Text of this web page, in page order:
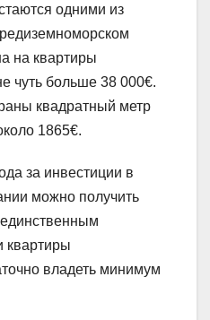
одними из
на квартиры
чуть больше 38 000€.
квадратный метр
1865€.
за инвестиции в
можно получить
квартиры
владеть минимум